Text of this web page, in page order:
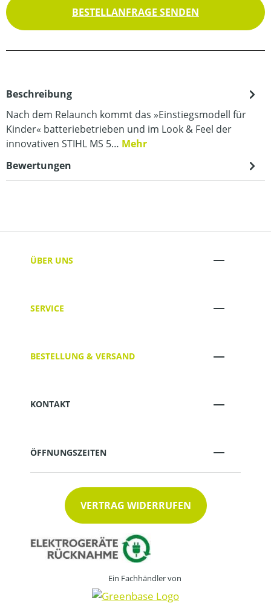
BESTELLANFRAGE SENDEN
Beschreibung
Nach dem Relaunch kommt das »Einstiegsmodell für
Kinder« batteriebetrieben und im Look & Feel der
innovativen STIHL MS 5… Mehr
Bewertungen
ÜBER UNS
SERVICE
BESTELLUNG & VERSAND
KONTAKT
ÖFFNUNGSZEITEN
VERTRAG WIDERRUFEN
Ein Fachhändler von